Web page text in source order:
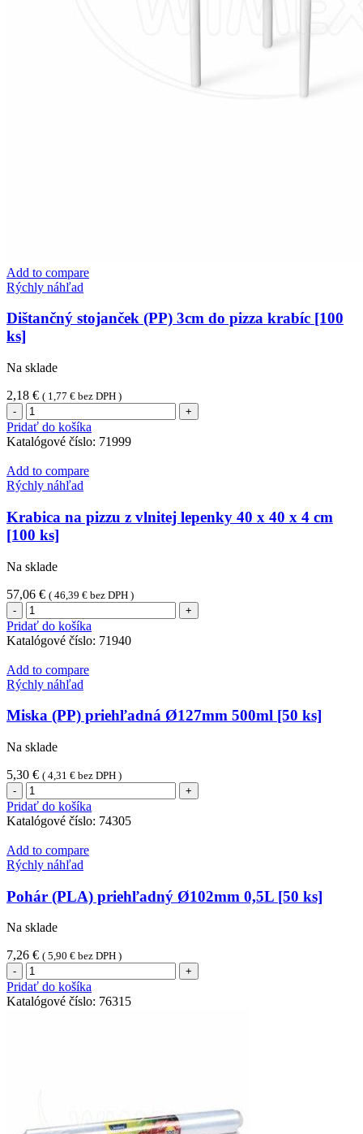
Add to compare
Rýchly náhľad
Dištančný stojanček (PP) 3cm do pizza krabíc [100
ks]
Na sklade
2,18 € ( 1,77 € bez DPH )
množstvo
Dištančný
stojanček
(PP)
3cm
do
pizza
krabíc
[100
ks]
Pridať do košíka
Katalógové číslo: 71999
Add to compare
Rýchly náhľad
Krabica na pizzu z vlnitej lepenky 40 x 40 x 4 cm
[100 ks]
Na sklade
57,06 € ( 46,39 € bez DPH )
množstvo
Krabica
na
pizzu
z
vlnitej
lepenky
40
x
40
x
4
cm
[100
ks]
Pridať do košíka
Katalógové číslo: 71940
Add to compare
Rýchly náhľad
Miska (PP) priehľadná Ø127mm 500ml [50 ks]
Na sklade
5,30 € ( 4,31 € bez DPH )
množstvo
Miska
(PP)
priehľadná
Ø127mm
500ml
[50
ks]
Pridať do košíka
Katalógové číslo: 74305
Add to compare
Rýchly náhľad
Pohár (PLA) priehľadný Ø102mm 0,5L [50 ks]
Na sklade
7,26 € ( 5,90 € bez DPH )
množstvo
Pohár
(PLA)
priehľadný
Pridať do košíka
Katalógové číslo: 76315